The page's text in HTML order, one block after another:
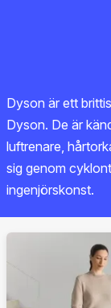
Dyson är ett
Dyson. De är
luftrenare,
sig genom
ingenjörskonst.